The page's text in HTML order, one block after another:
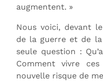
augmentent. »
Nous voici, devant
de la guerre et de
seule question :
Comment vivre
nouvelle risque de